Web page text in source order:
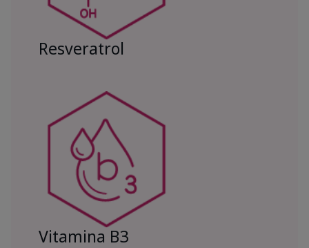
Resveratrol
Vitamina B3